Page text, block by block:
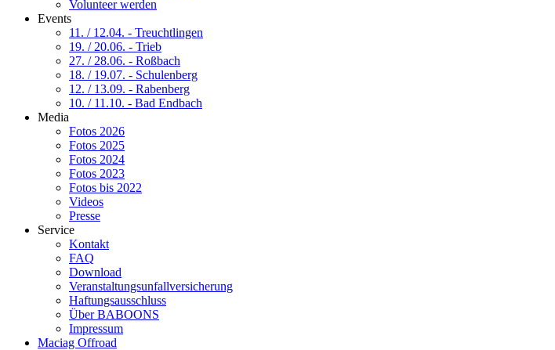
Volunteer werden
Events
11. / 12.04. - Treuchtlingen
19. / 20.06. - Trieb
27. / 28.06. - Roßbach
18. / 19.07. - Schulenberg
12. / 13.09. - Rabenberg
10. / 11.10. - Bad Endbach
Media
Fotos 2026
Fotos 2025
Fotos 2024
Fotos 2023
Fotos bis 2022
Videos
Presse
Service
Kontakt
FAQ
Download
Veranstaltungsunfallversicherung
Haftungsausschluss
Über BABOONS
Impressum
Maciag Offroad